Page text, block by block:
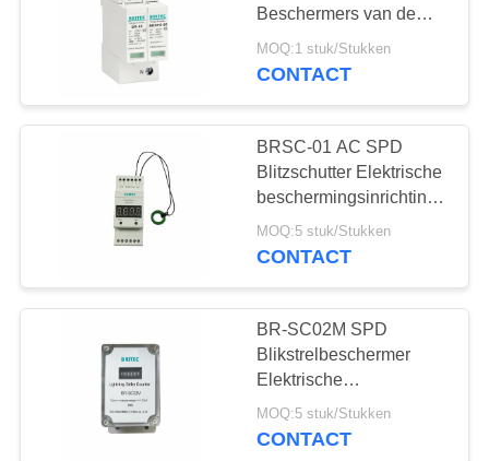
FABRIEKSREIS
KWALITEITSCONTROLE
CONTACTEER
ONS
NIEUWS
Beschermers van de
Bliksemschommeling
MOQ:1 stuk/Stukken
CONTACT
BRSC-01 AC SPD
Blitzschutter Elektrische
beschermingsinrichtingen
Blitzschutter
Blitzschutter
MOQ:5 stuk/Stukken
CONTACT
BR-SC02M SPD
Blikstrelbeschermer
Elektrische
beschermingsapparatuur
Tegenstrelbeveiliging
MOQ:5 stuk/Stukken
CONTACT